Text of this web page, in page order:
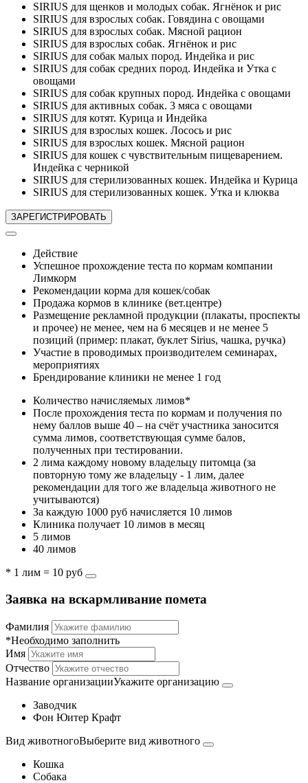
SIRIUS для щенков и молодых собак. Ягнёнок и рис
SIRIUS для взрослых собак. Говядина с овощами
SIRIUS для взрослых собак. Мясной рацион
SIRIUS для взрослых собак. Ягнёнок и рис
SIRIUS для собак малых пород. Индейка и рис
SIRIUS для собак средних пород. Индейка и Утка с
овощами
SIRIUS для собак крупных пород. Индейка с овощами
SIRIUS для активных собак. 3 мяса с овощами
SIRIUS для котят. Курица и Индейка
SIRIUS для взрослых кошек. Лосось и рис
SIRIUS для взрослых кошек. Мясной рацион
SIRIUS для кошек с чувствительным пищеварением.
Индейка с черникой
SIRIUS для стерилизованных кошек. Индейка и Курица
SIRIUS для стерилизованных кошек. Утка и клюква
Действие
Успешное прохождение теста по кормам компании
Лимкорм
Рекомендации корма для кошек/собак
Продажа кормов в клинике (вет.центре)
Размещение рекламной продукции (плакаты, проспекты
и прочее) не менее, чем на 6 месяцев и не менее 5
позиций (пример: плакат, буклет Sirius, чашка, ручка)
Участие в проводимых производителем семинарах,
мероприятиях
Брендирование клиники не менее 1 год
Количество начисляемых лимов*
После прохождения теста по кормам и получения по
нему баллов выше 40 – на счёт участника заносится
сумма лимов, соответствующая сумме балов,
полученных при тестировании.
2 лима каждому новому владельцу питомца (за
повторную тому же владельцу - 1 лим, далее
рекомендации для того же владельца животного не
учитываются)
За каждую 1000 руб начисляется 10 лимов
Клиника получает 10 лимов в месяц
5 лимов
40 лимов
* 1 лим = 10 руб
Заявка на вскармливание помета
Фамилия
*Необходимо заполнить
Имя
Отчество
Название организацииУкажите организацию
Заводчик
Фон Юитер Крафт
Вид животногоВыберите вид животного
Кошка
Собака